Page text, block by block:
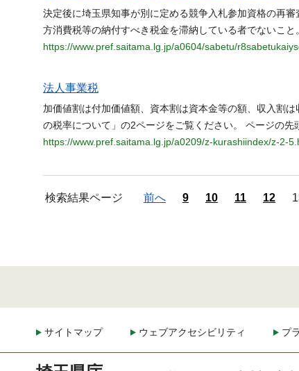
決定後に埼玉県知事が別に定める競争入札参加資格の再
方消費税等の納付すべき税金を滞納している者でないこと
https://www.pref.saitama.lg.jp/a0604/sabetu/
法人事業税
加価値割は付加価値額、資本割は資本金等の額、収入割
の税率について」の2ページをご覧ください。 ページの
https://www.pref.saitama.lg.jp/a0209/z-kurashiindex/z-2-
検索結果ページ 前へ 9 10 11 12
サイトマップ ウェブアクセシビリティ プ